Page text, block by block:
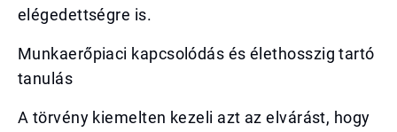
elégedettségre is.
Munkaerőpiaci kapcsolódás és élethosszig tartó
tanulás
A törvény kiemelten kezeli azt az elvárást, hogy